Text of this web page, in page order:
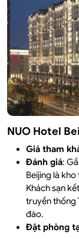
NUO Hotel
Giá tham
Đánh giá:
Beijing là
Khách sạn
truyền thống
đáo.​
Đặt phòng